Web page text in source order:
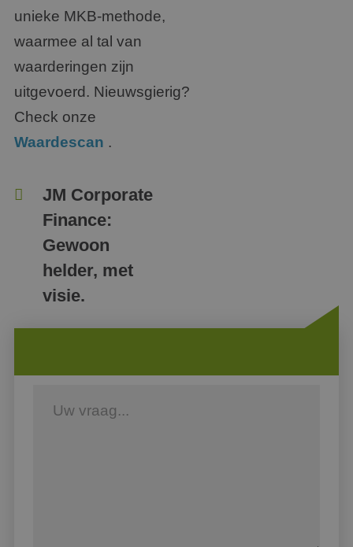
unieke MKB-methode,
waarmee al tal van
waarderingen zijn
uitgevoerd. Nieuwsgierig?
Check onze
Waardescan .
JM Corporate
Finance:
Gewoon
helder, met
visie.